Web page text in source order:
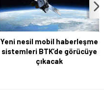
Yeni nesil mobil haberleşme
sistemleri BTK’de görücüye
çıkacak